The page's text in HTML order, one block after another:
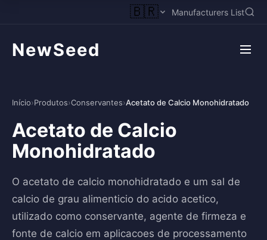
🇧🇷 Manufacturers List
NewSeed
Início›Produtos›Conservantes›Acetato de Calcio Monohidratado
Acetato de Calcio
Monohidratado
O acetato de calcio monohidratado e um sal de
calcio de grau alimenticio do acido acetico,
utilizado como conservante, agente de firmeza e
fonte de calcio em aplicacoes de processamento